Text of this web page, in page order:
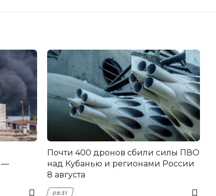
Почти 400 дронов сбили силы ПВО
над Кубанью и регионами России
8 августа
09:31